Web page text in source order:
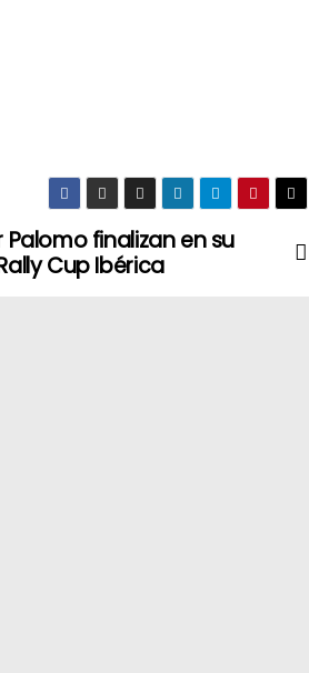
finalizan en su
Cup Ibérica